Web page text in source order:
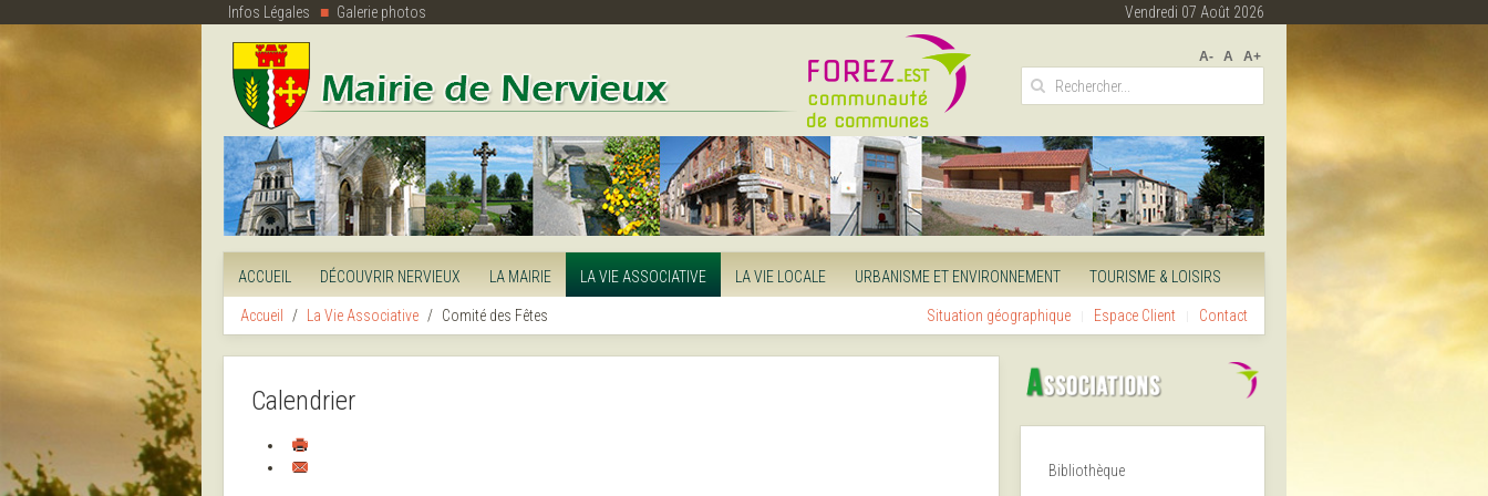
Infos Légales Galerie photos Vendredi 07 Août 2026
A- A A+
ACCUEIL DÉCOUVRIR NERVIEUX LA MAIRIE LA VIE ASSOCIATIVE LA VIE LOCALE URBANISME ET ENVIRONNEMENT TOURISME & LOISIRS
Accueil La Vie Associative Comité des Fêtes Situation géographique Espace Client Contact
Calendrier
Bibliothèque